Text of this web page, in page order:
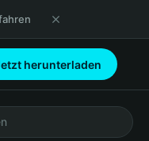
herunterladen